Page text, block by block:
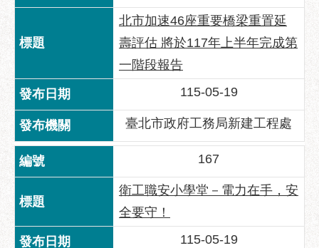
區
網
覽
回
首
頁
English
台
北
通
北市加速46座重要橋梁重置延
壽評估 將於117年上半年完成第
一階段報告
115-05-19
臺北市政府工務局新建工程處
167
衛工職安小學堂－電力在手，安
全要守！
115-05-19